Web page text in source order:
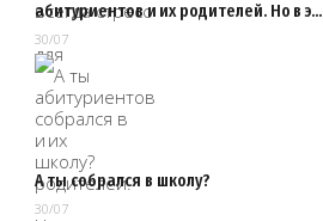
абитуриентов и их родителей. Но в э…
30/07
А ты собрался в школу?
30/07